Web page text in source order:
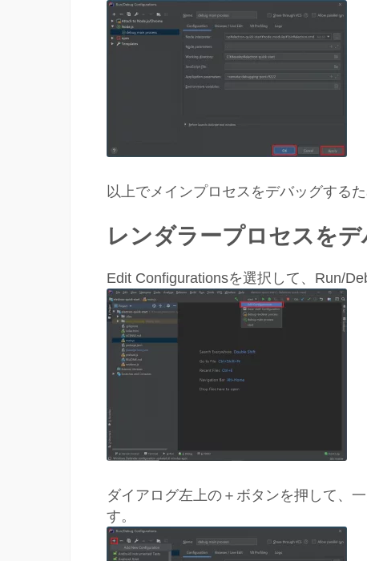
以上でメインプロセスをデバッグする
レンダラープロセスを
Edit Configurationsを選択して、Run/
ダイアログ左上の＋ボタンを押して、
す。